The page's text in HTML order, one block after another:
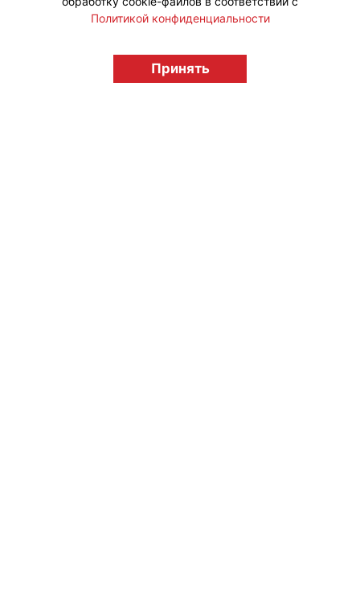
licensingrussia.ru, 2009-2026 12+
Политикой конфиденциальности
Принять